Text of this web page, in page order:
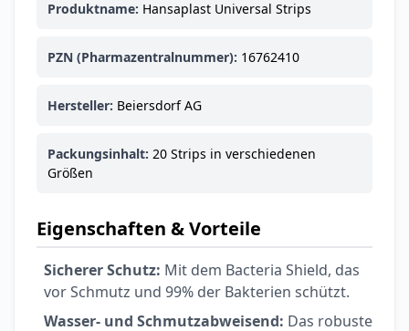
Produktname: Hansaplast Universal Strips
PZN (Pharmazentralnummer): 16762410
Hersteller: Beiersdorf AG
Packungsinhalt: 20 Strips in verschiedenen
Größen
Eigenschaften & Vorteile
Sicherer Schutz: Mit dem Bacteria Shield, das
vor Schmutz und 99% der Bakterien schützt.
Wasser- und Schmutzabweisend: Das robuste